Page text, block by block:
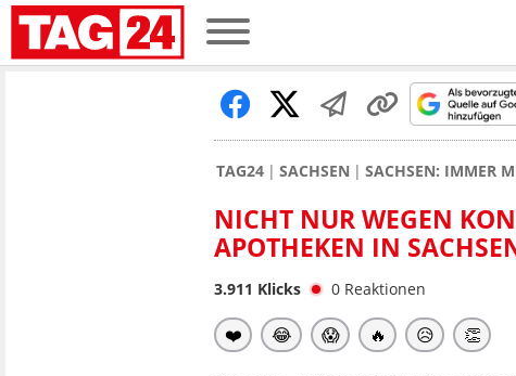
TAG24 SACHSEN SACHSEN: IMMER
NICHT NUR WEGEN
APOTHEKEN IN
3.911 Klicks 0 Reaktionen
❤️ 😂 😱 🔥 😥 👏